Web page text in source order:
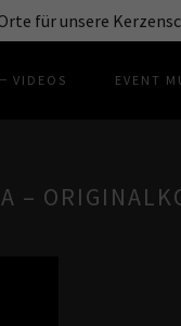
für unsere
VIDEOS EVENT
–